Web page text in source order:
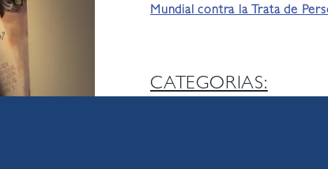
Mundial contra la Trata de
CATEGORIAS: